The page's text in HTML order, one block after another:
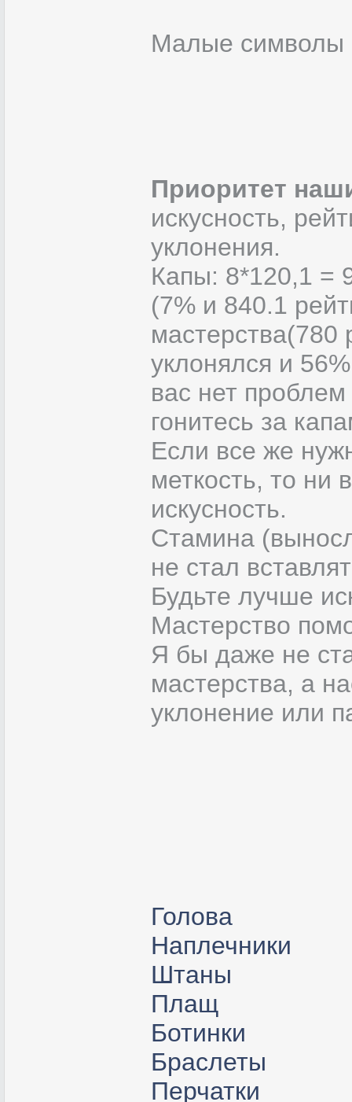
Малые символы
Приоритет
искусность,
уклонения.
Капы: 8*120,1 =
(7% и 840.1
мастерства(780
уклонялся и
вас нет
гонитесь за
Если все же
меткость, то ни
искусность.
Стамина
не стал
Будьте лучше
Мастерство
Я бы даже не
мастерства, а
уклонение или
Голова
Наплечники
Штаны
Плащ
Ботинки
Браслеты
Перчатки